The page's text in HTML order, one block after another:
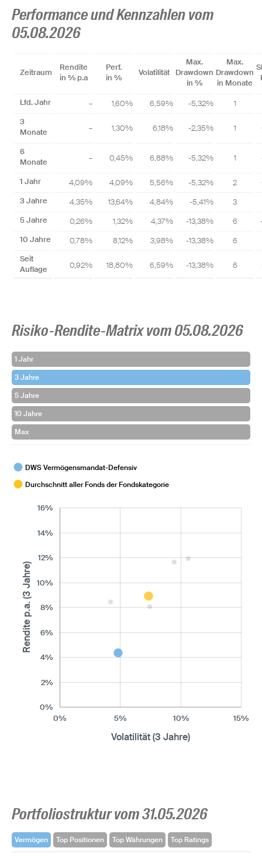
Performance und Kennzahlen vom
05.08.2026
Zeitraum
Rendite
in % p.a
Perf.
in %
Volatilität
Max.
Drawdown
in %
Max.
Drawdown
in Monate
Lfd. Jahr – 1,60% 6,59% -5,32%
1
3
Monate
– 1,30% 6,18% -2,35% 1
6
Monate
– 0,45% 6,88% -5,32% 1
1 Jahr 4,09% 4,09% 5,56% -5,32% 2
3 Jahre
4,35% 13,64% 4,84% -5,41%
3
5 Jahre
0,26% 1,32% 4,37% -13,38% 6
10 Jahre
0,78% 8,12% 3,98% -13,38%
6
Seit
Auflage
0,92% 18,80% 6,59% -13,38% 6
Risiko-Rendite-Matrix vom 05.08.2026
1 Jahr
3 Jahre
5 Jahre
10 Jahre
Max
DWS Vermögensmandat-Defensiv
Durchschnitt aller Fonds der Fondskategorie
0% 5% 10% 15%
Volatilität (3 Jahre)
0%
2%
4%
6%
8%
10%
12%
14%
16%
Rendite p.a. (3 Jahre)
Portfoliostruktur vom 31.05.2026
Vermögen Top Positionen Top Währungen Top Ratings